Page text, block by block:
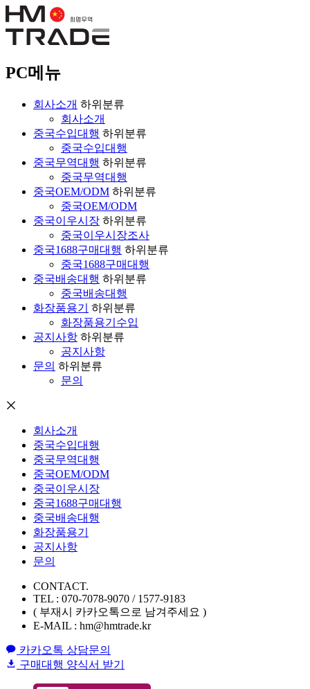
PC메뉴
회사소개 하위분류
회사소개
중국수입대행 하위분류
중국수입대행
중국무역대행 하위분류
중국무역대행
중국OEM/ODM 하위분류
중국OEM/ODM
중국이우시장 하위분류
중국이우시장조사
중국1688구매대행 하위분류
중국1688구매대행
중국배송대행 하위분류
중국배송대행
화장품용기
하위분류
화장품용기수입
공지사항 하위분류
공지사항
문의 하위분류
문의
회사소개
중국수입대행
중국무역대행
중국OEM/ODM
중국이우시장
중국1688구매대행
중국배송대행
화장품용기
공지사항
문의
CONTACT.
TEL : 070-7078-9070 / 1577-9183
( 부재시 카카오톡으로 남겨주세요 )
E-MAIL : hm@hmtrade.kr
카카오톡 상담문의
구매대행 양식서 받기